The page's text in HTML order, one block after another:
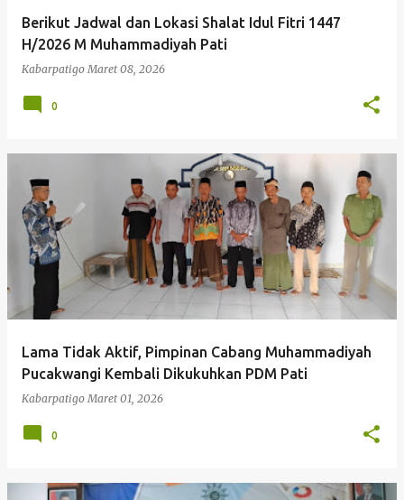
Berikut Jadwal dan Lokasi Shalat Idul Fitri 1447
H/2026 M Muhammadiyah Pati
Kabarpatigo Maret 08, 2026
0
Lama Tidak Aktif, Pimpinan Cabang Muhammadiyah
Pucakwangi Kembali Dikukuhkan PDM Pati
Kabarpatigo Maret 01, 2026
0